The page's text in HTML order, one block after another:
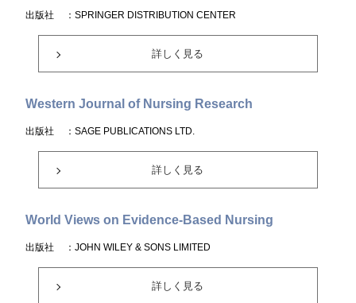
出版社 ：SPRINGER DISTRIBUTION CENTER
詳しく見る
Western Journal of Nursing Research
出版社 ：SAGE PUBLICATIONS LTD.
詳しく見る
World Views on Evidence-Based Nursing
出版社 ：JOHN WILEY & SONS LIMITED
詳しく見る